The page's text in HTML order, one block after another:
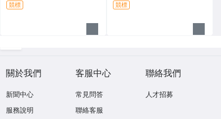
競標 競標
關於我們
新聞中心
服務說明
客服中心
常見問答
聯絡客服
聯絡我們
人才招募